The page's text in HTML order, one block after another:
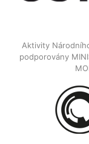
Aktivity
podporovány